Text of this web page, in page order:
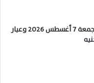
سعر الذهب اليوم الجمعة 7 أغسطس 2026 وعيار